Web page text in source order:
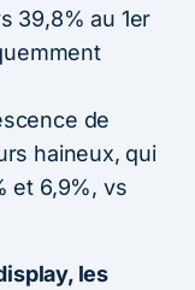
39,8% au 1er
de
haineux, qui
et 6,9%, vs
les